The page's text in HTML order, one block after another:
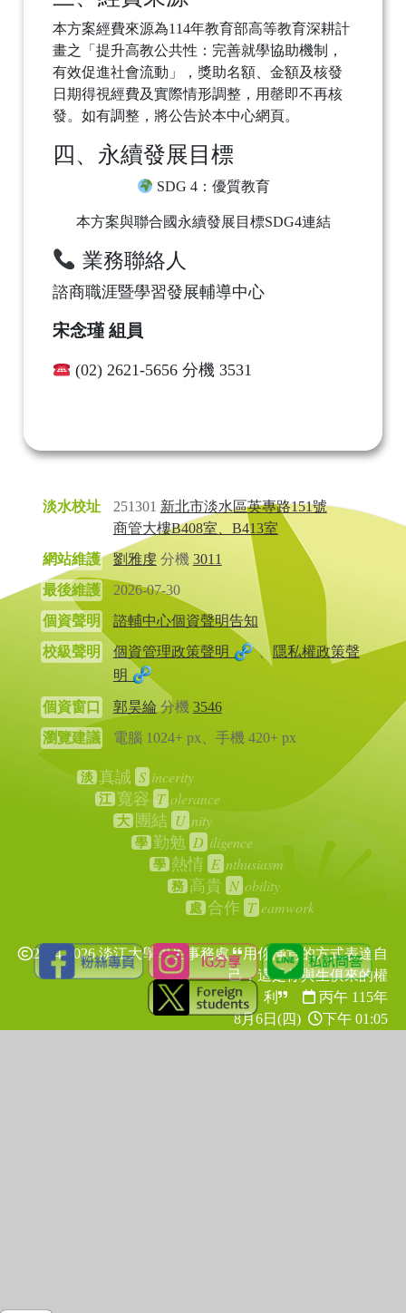
本方案經費來源為114年教育部高等教育深耕計
畫之「提升高教公共性：完善就學協助機制，
有效促進社會流動」，獎助名額、金額及核發
日期得視經費及實際情形調整，用罄即不再核
發。如有調整，將公告於本中心網頁。
四、永續發展目標
SDG 4：優質教育
本方案與聯合國永續發展目標SDG4連結
業務聯絡人
諮商職涯暨學習發展輔導中心
宋念瑾 組員
(02) 2621-5656 分機 3531
淡水校址 251301 新北市淡水區英專路151號
商管大樓B408室、B413室
網站維護
劉雅虔分機 3011
最後維護
2026-07-30
個資聲明
諮輔中心個資聲明告知
校級聲明
個資管理政策聲明 、 隱私權政策聲
明
個資窗口 郭昊綸 分機 3546
瀏覽建議
電腦 1024+ px、手機 420+ px
淡 真誠 S incerity
江 寬容 T olerance
大 團結 U nity
學 勤勉 D iligence
學 熱情 E nthusiasm
務 高貴 N obility
處 合作 T eamwork
2024-2026 淡江大學學生事務處
用你滿意的方式表達自
己，這是你與生俱來的權
利
丙午 115年
8月6日(四)
下午 01:05